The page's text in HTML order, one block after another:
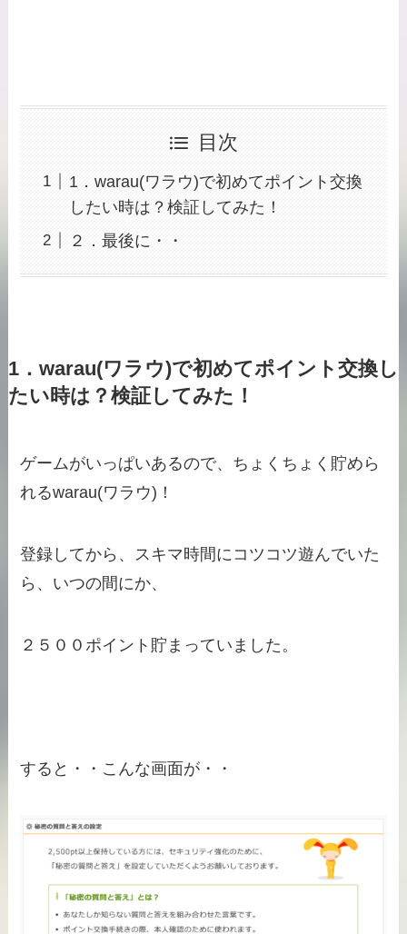
目次
1．warau(ワラウ)で初めてポイント交換
したい時は？検証してみた！
２．最後に・・
1．warau(ワラウ)で初めてポイント交換し
たい時は？検証してみた！
ゲームがいっぱいあるので、ちょくちょく貯めら
れるwarau(ワラウ)！
登録してから、スキマ時間にコツコツ遊んでいた
ら、いつの間にか、
２５００ポイント貯まっていました。
すると・・こんな画面が・・